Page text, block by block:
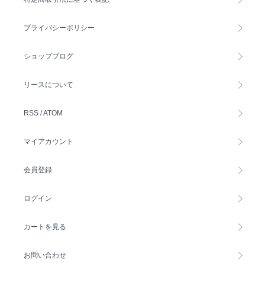
プライバシーポリシー
ショップブログ
リースについて
RSS /ATOM
マイアカウント
会員登録
ログイン
カートを見る
お問い合わせ